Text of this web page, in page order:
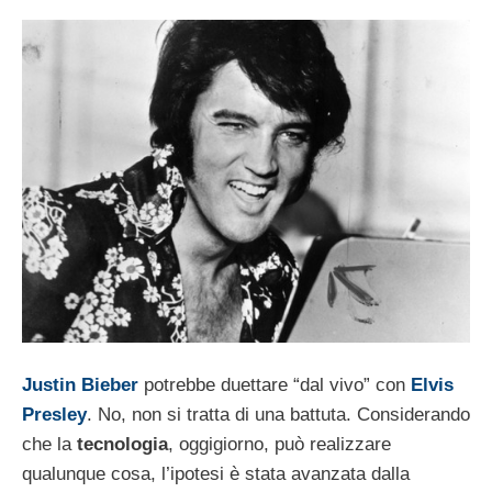
Justin Bieber potrebbe duettare “dal vivo” con Elvis
Presley. No, non si tratta di una battuta. Considerando
che la tecnologia, oggigiorno, può realizzare
qualunque cosa, l’ipotesi è stata avanzata dalla